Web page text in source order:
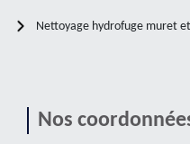
Nettoyage hydrofuge muret
Nos